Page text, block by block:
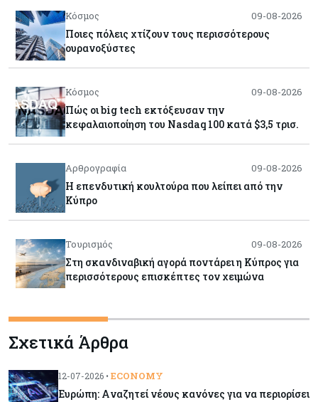
Κόσμος 09-08-2026
Ποιες πόλεις χτίζουν τους περισσότερους
ουρανοξύστες
Κόσμος 09-08-2026
Πώς οι big tech εκτόξευσαν την
κεφαλαιοποίηση του Nasdaq 100 κατά $3,5 τρισ.
Αρθρογραφία 09-08-2026
Η επενδυτική κουλτούρα που λείπει από την
Κύπρο
Τουρισμός 09-08-2026
Στη σκανδιναβική αγορά ποντάρει η Κύπρος για
περισσότερους επισκέπτες τον χειμώνα
Κόσμος 08-08-2026
Ενέργεια: Στερεύουν τα αποθέματα της
Ευρώπης - Τι θα γίνει τον χειμώνα
Ενέργεια 08-08-2026
Σχετικά Άρθρα
12-07-2026 • ECONOMY
Ευρώπη: Aναζητεί νέους κανόνες για να περιορίσει